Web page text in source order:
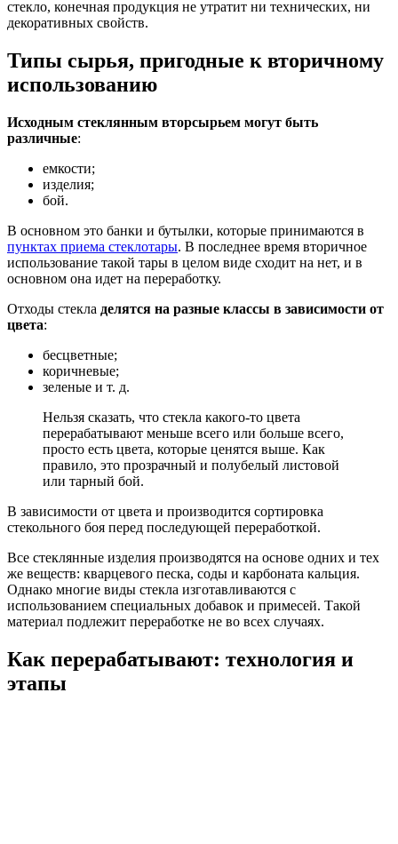
стекло, конечная продукция не утратит ни технических, ни
декоративных свойств.
Типы сырья, пригодные к вторичному
использованию
Исходным стеклянным вторсырьем могут быть
различные:
емкости;
изделия;
бой.
В основном это банки и бутылки, которые принимаются в
пунктах приема стеклотары. В последнее время вторичное
использование такой тары в целом виде сходит на нет, и в
основном она идет на переработку.
Отходы стекла делятся на разные классы в зависимости от
цвета:
бесцветные;
коричневые;
зеленые и т. д.
Нельзя сказать, что стекла какого-то цвета
перерабатывают меньше всего или больше всего,
просто есть цвета, которые ценятся выше. Как
правило, это прозрачный и полубелый листовой
или тарный бой.
В зависимости от цвета и производится сортировка
стекольного боя перед последующей переработкой.
Все стеклянные изделия производятся на основе одних и тех
же веществ: кварцевого песка, соды и карбоната кальция.
Однако многие виды стекла изготавливаются с
использованием специальных добавок и примесей. Такой
материал подлежит переработке не во всех случаях.
Как перерабатывают: технология и
этапы